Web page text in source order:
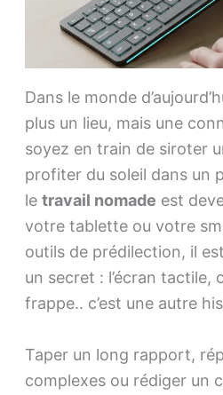
Dans le monde
plus un lieu, mais une
soyez en train de siroter
profiter du soleil dans un
le travail nomade est
votre tablette ou votre
outils de prédilection, il
un secret : l’écran tactile,
frappe.. c’est une autre
Taper un long rapport,
complexes ou rédiger un